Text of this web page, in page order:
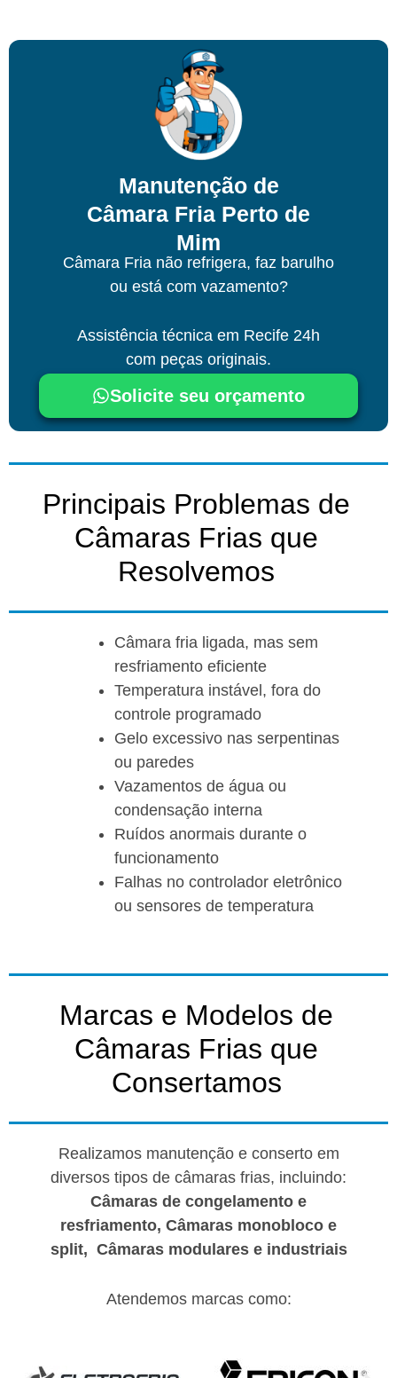
Manutenção de
Câmara Fria Perto de
Mim
Câmara Fria não refrigera, faz barulho
ou está com vazamento?
Assistência técnica em Recife 24h
com peças originais.
Solicite seu orçamento
Principais Problemas de
Câmaras Frias que
Resolvemos​
Câmara fria ligada, mas sem
resfriamento eficiente
Temperatura instável, fora do
controle programado
Gelo excessivo nas serpentinas
ou paredes
Vazamentos de água ou
condensação interna
Ruídos anormais durante o
funcionamento
Falhas no controlador eletrônico
ou sensores de temperatura
Marcas e Modelos de
Câmaras Frias que
Consertamos
Realizamos manutenção e conserto em
diversos tipos de câmaras frias, incluindo:
Câmaras de congelamento e
resfriamento, Câmaras monobloco e
split, Câmaras modulares e industriais
Atendemos marcas como: